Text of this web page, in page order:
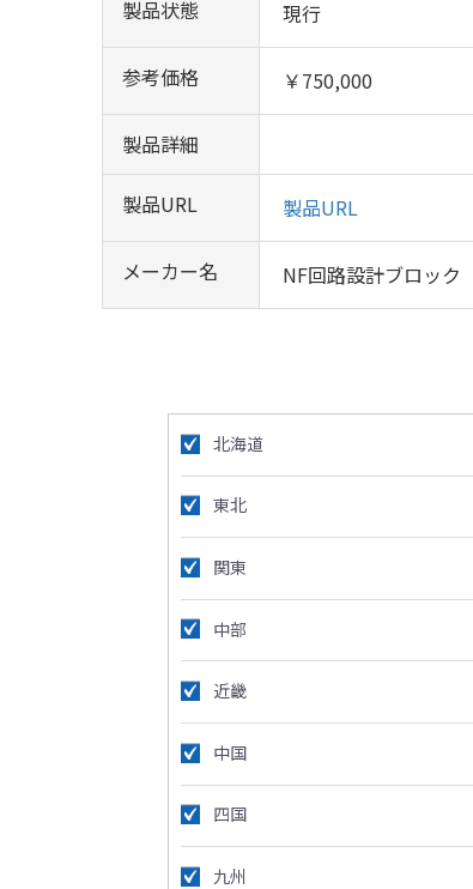
製品状態 現行
参考価格 ￥750,000
製品詳細
製品URL 製品URL
メーカー名 NF回路設計ブロック
北海道
東北
関東
中部
近畿
中国
四国
九州